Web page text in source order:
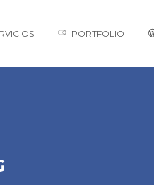
PORTFOLIO